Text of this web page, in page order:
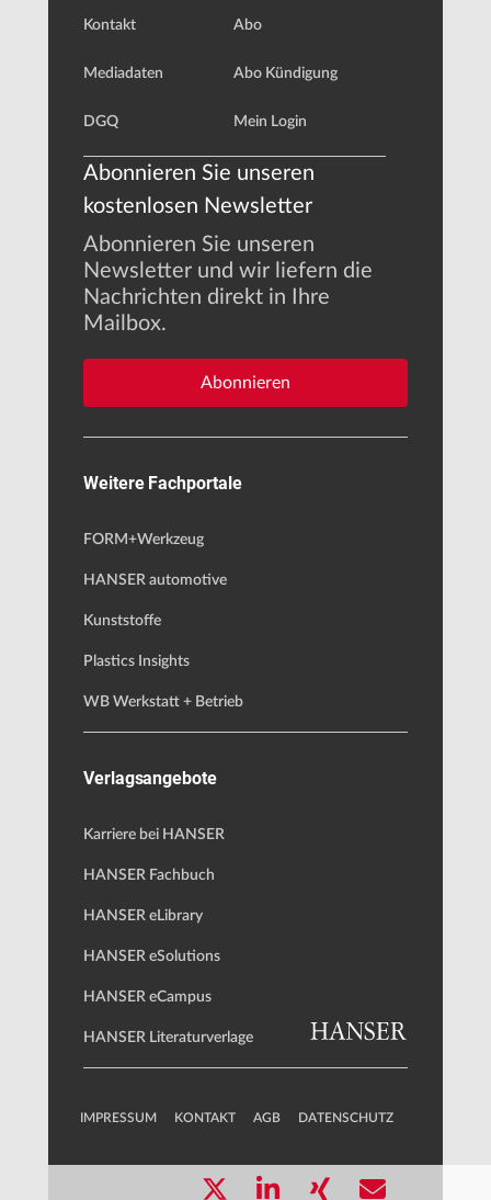
Kontakt
Mediadaten
DGQ
Abo
Abo Kündigung
Mein Login
Abonnieren Sie unseren
kostenlosen Newsletter
Abonnieren Sie unseren
Newsletter und wir liefern die
Nachrichten direkt in Ihre
Mailbox.
Abonnieren
Weitere Fachportale
FORM+Werkzeug
HANSER automotive
Kunststoffe
Plastics Insights
WB Werkstatt + Betrieb
Verlagsangebote
Karriere bei HANSER
HANSER Fachbuch
HANSER eLibrary
HANSER eSolutions
HANSER eCampus
HANSER Literaturverlage
IMPRESSUM KONTAKT AGB DATENSCHUTZ